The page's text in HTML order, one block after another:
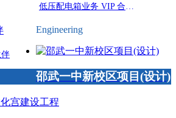
Engineering
邵武一中新校区项目(设计)